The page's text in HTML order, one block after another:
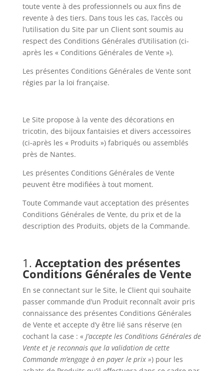
toute vente à des professionnels ou aux fins de
revente à des tiers. Dans tous les cas, l’accès ou
l’utilisation du Site par un Client sont soumis au
respect des Conditions Générales d’Utilisation (ci-
après les « Conditions Générales de Vente »).
Les présentes Conditions Générales de Vente sont
régies par la loi française.
Le Site propose à la vente des décorations en
tricotin, des bijoux fantaisies et divers accessoires
(ci-après les « Produits ») fabriqués ou assemblés
près de Nantes.
Les présentes Conditions Générales de Vente
peuvent être modifiées à tout moment.
Toute Commande vaut acceptation des présentes
Conditions Générales de Vente, du prix et de la
description des Produits, objets de la Commande.
1. Acceptation des présentes
Conditions Générales de Vente
En se connectant sur le Site, le Client qui souhaite
passer commande d’un Produit reconnaît avoir pris
connaissance des présentes Conditions Générales
de Vente et accepte d’y être lié sans réserve (en
cochant la case : « J’accepte les Conditions Générales de
Vente et je reconnais que la validation de cette
Commande m’engage à en payer le prix ») pour les